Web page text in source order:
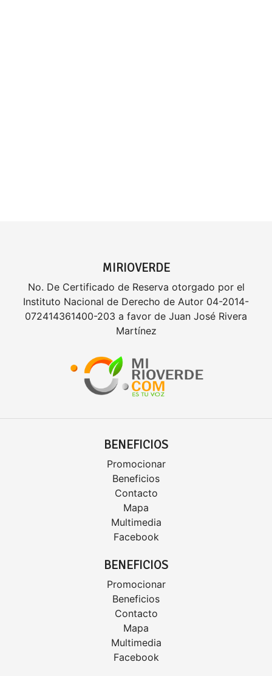
MIRIOVERDE
No. De Certificado de Reserva otorgado por el
Instituto Nacional de Derecho de Autor 04-2014-
072414361400-203 a favor de Juan José Rivera
Martínez
BENEFICIOS
Promocionar
Beneficios
Contacto
Mapa
Multimedia
Facebook
BENEFICIOS
Promocionar
Beneficios
Contacto
Mapa
Multimedia
Facebook